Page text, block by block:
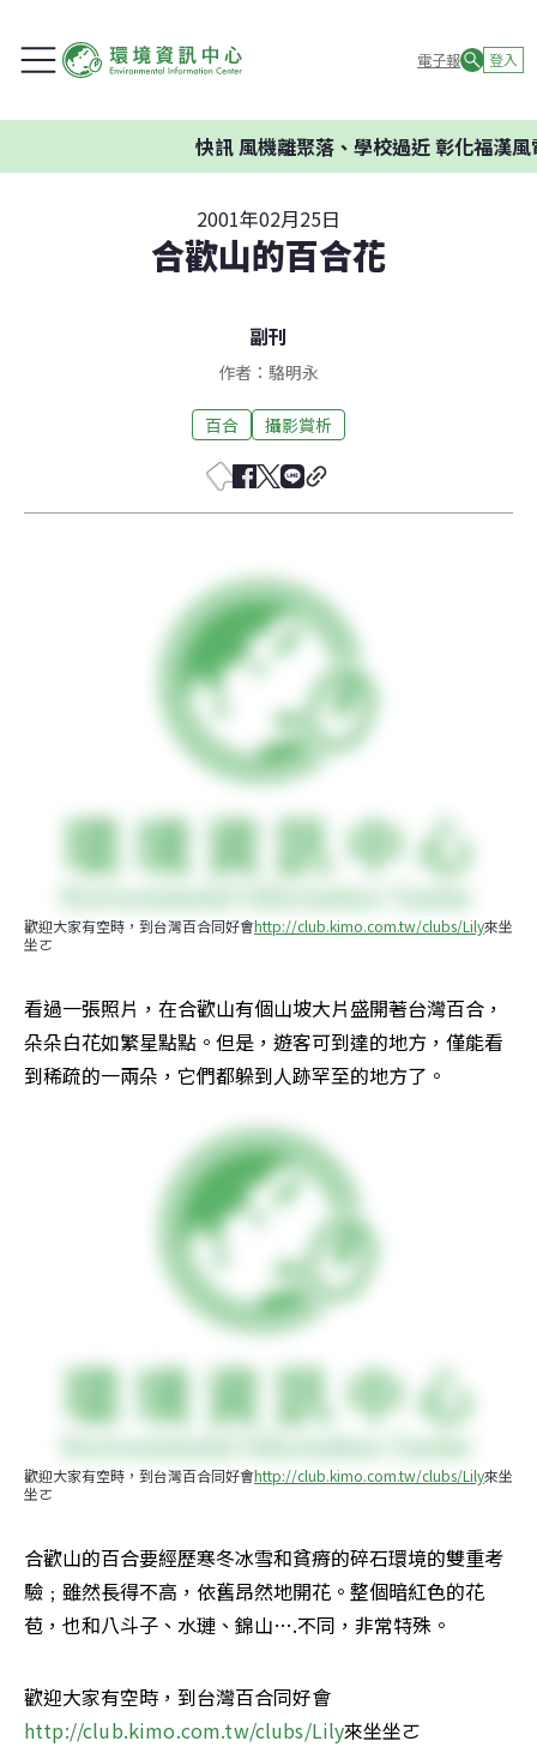
電子報 登入
快訊風機離聚落、學校過近 彰化福漢風
2001年02月25日
合歡山的百合花
副刊
作者：駱明永
百合 攝影賞析
歡迎大家有空時，到台灣百合同好會http://club.kimo.com.tw/clubs/Lily來坐
坐ㄛ
看過一張照片，在合歡山有個山坡大片盛開著台灣百合，
朵朵白花如繁星點點。但是，遊客可到達的地方，僅能看
到稀疏的一兩朵，它們都躲到人跡罕至的地方了。
歡迎大家有空時，到台灣百合同好會http://club.kimo.com.tw/clubs/Lily來坐
坐ㄛ
合歡山的百合要經歷寒冬冰雪和貧瘠的碎石環境的雙重考
驗﹔雖然長得不高，依舊昂然地開花。整個暗紅色的花
苞，也和八斗子、水璉、錦山….不同，非常特殊。
歡迎大家有空時，到台灣百合同好會
http://club.kimo.com.tw/clubs/Lily來坐坐ㄛ